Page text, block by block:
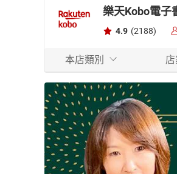
樂天Kobo電子
4.9 (2188)
本店類別